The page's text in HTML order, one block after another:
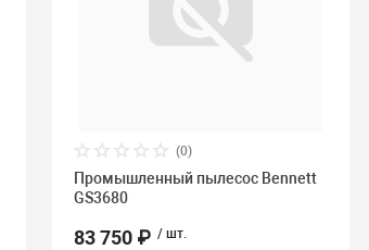
(0)
Промышленный пылесос Bennett
GS3680
83 750 ₽ / шт.